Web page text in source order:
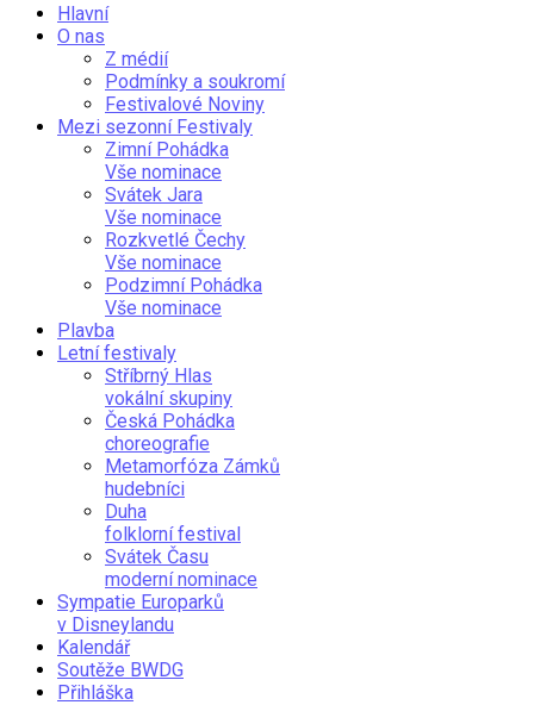
Hlavní
O nas
Z médií
Podmínky a soukromí
Festivalové Noviny
Mezi sezonní Festivaly
Zimní Pohádka
Vše nominace
Svátek Jara
Vše nominace
Rozkvetlé Čechy
Vše nominace
Podzimní Pohádka
Vše nominace
Plavba
Letní festivaly
Stříbrný Hlas
vokální skupiny
Česká Pohádka
choreografie
Metamorfóza Zámků
hudebníci
Duha
folklorní festival
Svátek Času
moderní nominace
Sympatie Europarků
v Disneylandu
Kalendář
Soutěže BWDG
Přihláška